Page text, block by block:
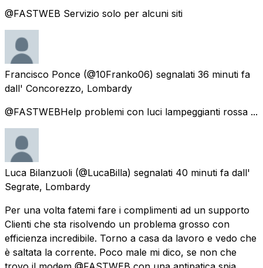
@FASTWEB Servizio solo per alcuni siti
Francisco Ponce (@10Franko06) segnalati 36 minuti fa
dall' Concorezzo, Lombardy
@FASTWEBHelp problemi con luci lampeggianti rossa ...
Luca Bilanzuoli (@LucaBilla) segnalati 40 minuti fa dall'
Segrate, Lombardy
Per una volta fatemi fare i complimenti ad un supporto
Clienti che sta risolvendo un problema grosso con
efficienza incredibile. Torno a casa da lavoro e vedo che
è saltata la corrente. Poco male mi dico, se non che